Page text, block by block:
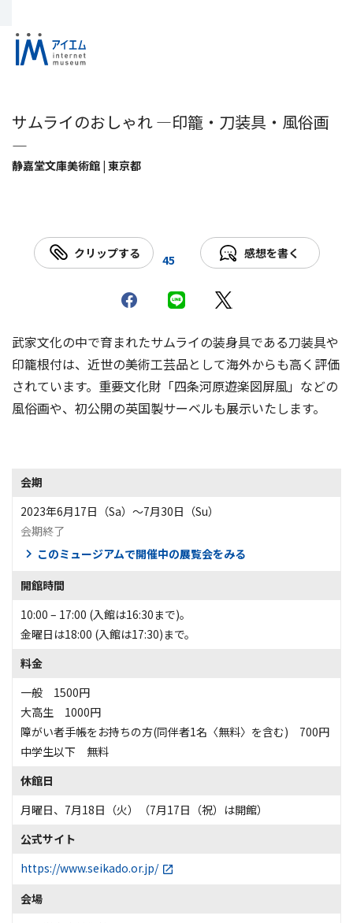
サムライのおしゃれ ―印籠・刀装具・風俗画
―
静嘉堂文庫美術館 | 東京都
クリップする 45 感想を書く
武家文化の中で育まれたサムライの装身具である刀装具や
印籠根付は、近世の美術工芸品として海外からも高く評価
されています。重要文化財「四条河原遊楽図屏風」などの
風俗画や、初公開の英国製サーベルも展示いたします。
会期
2023年6月17日（Sa）〜7月30日（Su）
会期終了
このミュージアムで開催中の展覧会をみる
開館時間
10:00 – 17:00 (入館は16:30まで)。
金曜日は18:00 (入館は17:30)まで。
料金
一般 1500円
大高生 1000円
障がい者手帳をお持ちの方(同伴者1名〈無料〉を含む) 700円
中学生以下 無料
休館日
月曜日、7月18日（火）（7月17日（祝）は開館）
公式サイト
https://www.seikado.or.jp/
会場